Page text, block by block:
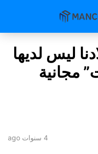
ليس لديها
مجانية
4 سنوات ago